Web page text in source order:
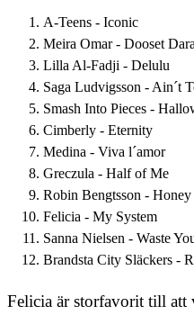
A-Teens - Iconic
Meira Omar - Dooset
Lilla Al-Fadji - Delulu
Saga Ludvigsson - Ain´t
Smash Into Pieces -
Cimberly - Eternity
Medina - Viva l´amor
Greczula - Half of Me
Robin Bengtsson -
Felicia - My System
Sanna Nielsen - Waste
Brandsta City Släckers -
Felicia är storfavorit till